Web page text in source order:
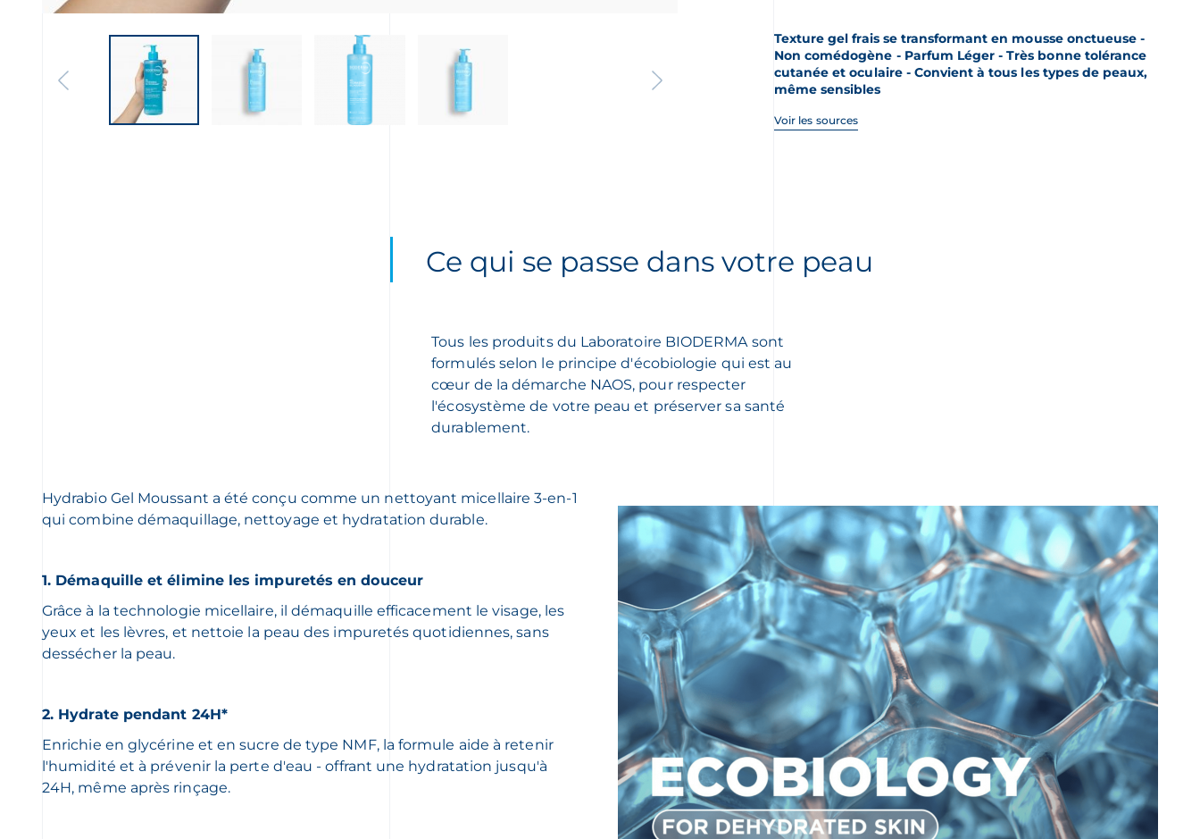
Texture gel frais se transformant en mousse onctueuse -
Non comédogène - Parfum Léger - Très bonne tolérance
cutanée et oculaire - Convient à tous les types de peaux,
même sensibles
Voir les sources
Ce qui se passe dans votre peau
Tous les produits du Laboratoire BIODERMA sont
formulés selon le principe d'écobiologie qui est au
cœur de la démarche NAOS, pour respecter
l'écosystème de votre peau et préserver sa santé
durablement.
Hydrabio Gel Moussant a été conçu comme un nettoyant micellaire 3-en-1
qui combine démaquillage, nettoyage et hydratation durable.
1. Démaquille et élimine les impuretés en douceur
Grâce à la technologie micellaire, il démaquille efficacement le visage, les
yeux et les lèvres, et nettoie la peau des impuretés quotidiennes, sans
dessécher la peau.
2. Hydrate pendant 24H*
Enrichie en glycérine et en sucre de type NMF, la formule aide à retenir
l'humidité et à prévenir la perte d'eau - offrant une hydratation jusqu'à
24H, même après rinçage.